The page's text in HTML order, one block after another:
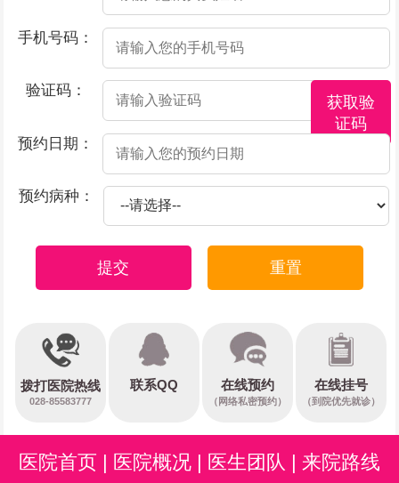
手机号码：
验证码：
获取验
证码
预约日期：
预约病种：
提交 重置
拨打医院热线
028-85583777
联系QQ 在线预约
（网络私密预约）
在线挂号
（到院优先就诊）
医院首页 | 医院概况 | 医生团队 | 来院路线